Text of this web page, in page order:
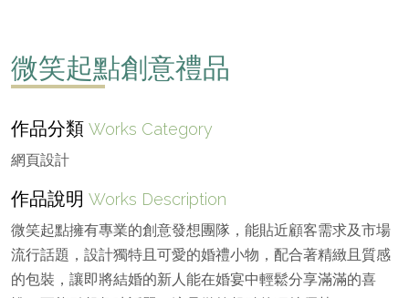
微笑起點創意禮品
作品分類 Works Category
網頁設計
作品說明 Works Description
微笑起點擁有專業的創意發想團隊，能貼近顧客需求及市場
流行話題，設計獨特且可愛的婚禮小物，配合著精緻且質感
的包裝，讓即將結婚的新人能在婚宴中輕鬆分享滿滿的喜